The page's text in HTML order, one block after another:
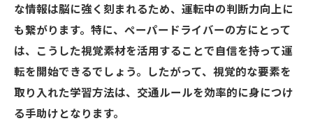
短期間で免許取得を成功させるための交通ルー
ル学習の秘訣
短期間集中型学習のメリット
効率的な学習スケジュールの組み方
な情報は脳に強く刻まれるため、運転中の判断力向上に
も繋がります。特に、ペーパードライバーの方にとって
は、こうした視覚素材を活用することで自信を持って運
転を開始できるでしょう。したがって、視覚的な要素を
取り入れた学習方法は、交通ルールを効率的に身につけ
る手助けとなります。